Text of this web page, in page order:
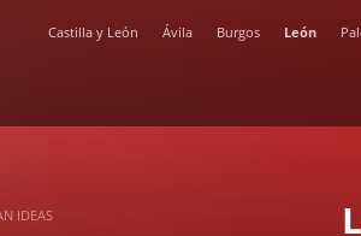
Castilla y León Ávila Burgos León
IDEAS